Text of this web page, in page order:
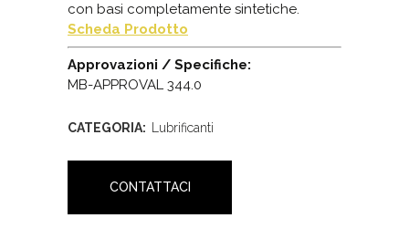
con basi completamente sintetiche.
Scheda Prodotto
Approvazioni / Specifiche:
MB-APPROVAL 344.0
CATEGORIA: Lubrificanti
CONTATTACI